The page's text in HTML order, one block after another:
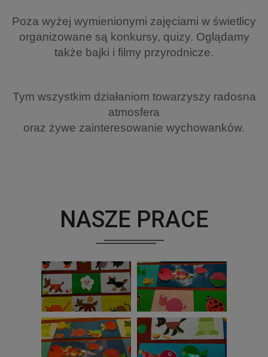
Poza wyżej wymienionymi zajęciami w świetlicy
organizowane są konkursy, quizy. Oglądamy
także bajki i filmy przyrodnicze.
Tym wszystkim działaniom towarzyszy radosna
atmosfera
oraz żywe zainteresowanie wychowanków.
NASZE PRACE